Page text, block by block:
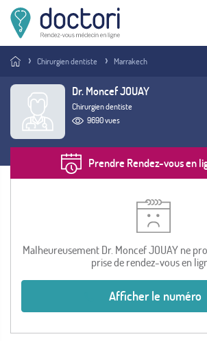
Compte médecin
Vous êtes médecin ?
Chirurgien dentiste Marrakech
Dr. Moncef JOUAY
Chirurgien dentiste
9690 vues
Prendre Rendez-vous en
Malheureusement Dr. Moncef JOUAY ne
prise de rendez-vous en
Afficher le numéro